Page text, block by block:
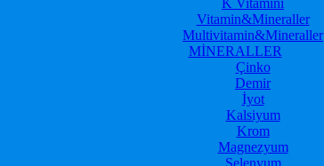
K Vitamini
Vitamin&Mineraller
Multivitamin&Mineraller
MİNERALLER
Çinko
Demir
İyot
Kalsiyum
Krom
Magnezyum
Selenyum